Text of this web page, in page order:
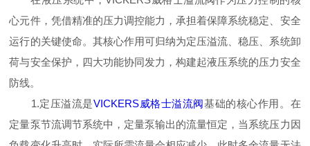
心元件，凭借精准的压力调控能力，承担着保障系统稳定、安全
运行的关键使命。其核心作用可归纳为定压溢流、稳压、系统卸
荷与安全保护，四大功能协同发力，构建起液压系统的压力安全
防线。
1.定压溢流是VICKERS威格士溢流阀基础的核心作用。在
定量泵节流调节系统中，定量泵输出的流量恒定，当系统压力因